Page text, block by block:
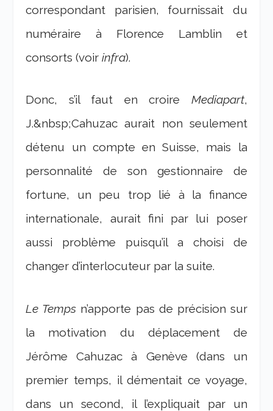
correspondant parisien, fournissait du
numéraire à Florence Lamblin et
consorts (voirinfra).
Donc, s’il faut en croire Mediapart,
J.&nbsp;Cahuzac aurait non seulement
détenu un compte en Suisse, mais la
personnalité de son gestionnaire de
fortune, un peu trop lié à la finance
internationale, aurait fini par lui poser
aussi problème puisqu’il a choisi de
changer d’interlocuteur par la suite.
Le Temps n’apporte pas de précision sur
la motivation du déplacement de
Jérôme Cahuzac à Genève (dans un
premier temps, il démentait ce voyage,
dans un second, il l’expliquait par un